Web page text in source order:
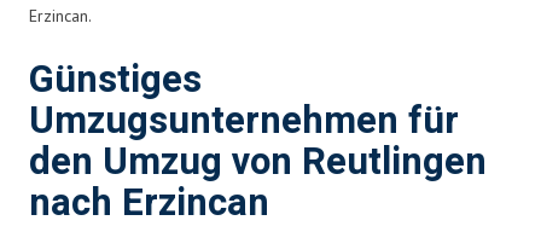
Erzincan.
Günstiges
Umzugsunternehmen für
den Umzug von Reutlingen
nach Erzincan